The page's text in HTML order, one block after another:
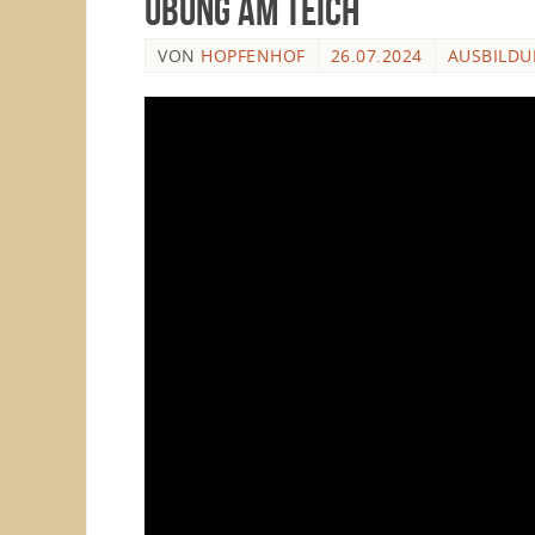
Übung am Teich
VON HOPFENHOF 26.07.2024